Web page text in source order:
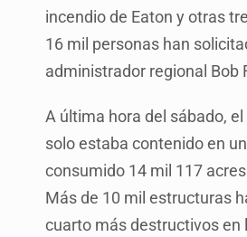
incendio de Eaton y otras
16 mil personas han
administrador regional Bob
A última hora del sábado,
solo estaba contenido en
consumido 14 mil 117
Más de 10 mil estructuras
cuarto más destructivos en